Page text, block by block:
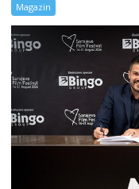
Magazin